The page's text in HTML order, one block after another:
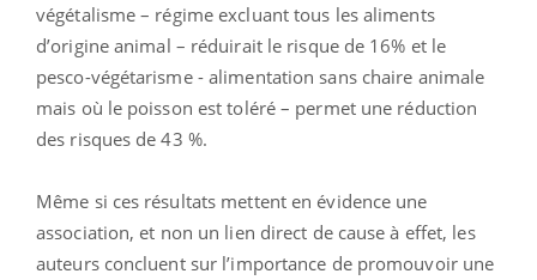
végétalisme – régime excluant tous les aliments
d’origine animal – réduirait le risque de 16% et le
pesco-végétarisme - alimentation sans chaire animale
mais où le poisson est toléré – permet une réduction
des risques de 43 %.
Même si ces résultats mettent en évidence une
association, et non un lien direct de cause à effet, les
auteurs concluent sur l’importance de promouvoir une